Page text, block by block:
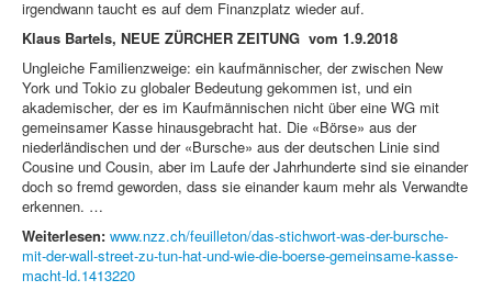
irgendwann taucht es auf dem Finanzplatz wieder auf.
Klaus Bartels, NEUE ZÜRCHER ZEITUNG vom 1.9.2018
Ungleiche Familienzweige: ein kaufmännischer, der zwischen New
York und Tokio zu globaler Bedeutung gekommen ist, und ein
akademischer, der es im Kaufmännischen nicht über eine WG mit
gemeinsamer Kasse hinausgebracht hat. Die «Börse» aus der
niederländischen und der «Bursche» aus der deutschen Linie sind
Cousine und Cousin, aber im Laufe der Jahrhunderte sind sie einander
doch so fremd geworden, dass sie einander kaum mehr als Verwandte
erkennen. …
Weiterlesen: www.nzz.ch/feuilleton/das-stichwort-was-der-bursche-
mit-der-wall-street-zu-tun-hat-und-wie-die-boerse-gemeinsame-kasse-
macht-ld.1413220